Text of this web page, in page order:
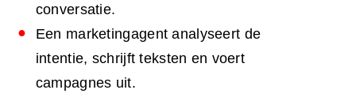
conversatie.
Een marketingagent analyseert de
intentie, schrijft teksten en voert
campagnes uit.